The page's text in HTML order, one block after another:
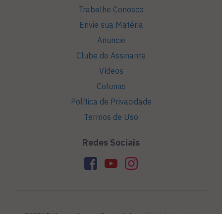
Trabalhe Conosco
Envie sua Matéria
Anuncie
Clube do Assinante
Vídeos
Colunas
Política de Privacidade
Termos de Uso
Redes Sociais